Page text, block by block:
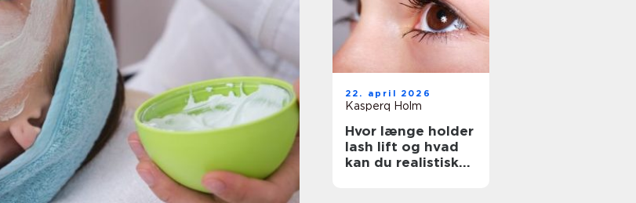
22. april 2026
Kasperq Holm
Hvor længe holder
lash lift og hvad
kan du realistisk